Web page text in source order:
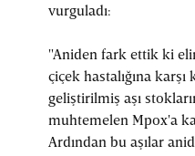
vurguladı:
"Aniden fark ettik ki
çiçek hastalığına
geliştirilmiş aşı
muhtemelen Mpox'a
Ardından bu aşılar